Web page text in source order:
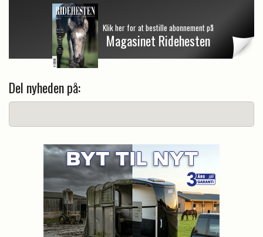
Klik her for at bestille abonnement på
Magasinet Ridehesten
Del nyheden på: